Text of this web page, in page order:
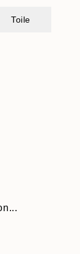
Toile